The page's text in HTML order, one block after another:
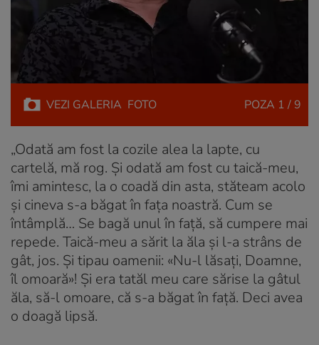
VEZI GALERIA FOTO POZA 1 / 9
„Odată am fost la cozile alea la lapte, cu
cartelă, mă rog. Și odată am fost cu taică-meu,
îmi amintesc, la o coadă din asta, stăteam acolo
și cineva s-a băgat în fața noastră. Cum se
întâmplă… Se bagă unul în față, să cumpere mai
repede. Taică-meu a sărit la ăla și l-a strâns de
gât, jos. Și tipau oamenii: «Nu-l lăsați, Doamne,
îl omoară»! Și era tatăl meu care sărise la gâtul
ăla, să-l omoare, că s-a băgat în față. Deci avea
o doagă lipsă.